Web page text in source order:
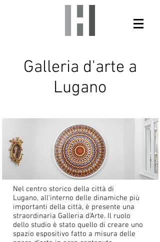
Galleria d'arte a
Lugano
Nel centro storico della città di
Lugano, all'interno delle dinamiche più
importanti della città, è presente una
straordinaria Galleria d'Arte. Il ruolo
dello studio è stato quello di creare uno
spazio espositivo fatto a misura delle